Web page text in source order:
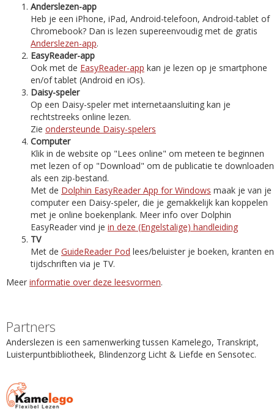
Anderslezen-app
Heb je een iPhone, iPad, Android-telefoon, Android-tablet of
Chromebook? Dan is lezen supereenvoudig met de gratis
Anderslezen-app.
EasyReader-app
Ook met de EasyReader-app kan je lezen op je smartphone
en/of tablet (Android en iOs).
Daisy-speler
Op een Daisy-speler met internetaansluiting kan je
rechtstreeks online lezen.
Zie ondersteunde Daisy-spelers
Computer
Klik in de website op "Lees online" om meteen te beginnen
met lezen of op "Download" om de publicatie te downloaden
als een zip-bestand.
Met de Dolphin EasyReader App for Windows maak je van je
computer een Daisy-speler, die je gemakkelijk kan koppelen
met je online boekenplank. Meer info over Dolphin
EasyReader vind je in deze (Engelstalige) handleiding
TV
Met de GuideReader Pod lees/beluister je boeken, kranten en
tijdschriften via je TV.
Meer informatie over deze leesvormen.
Partners
Anderslezen is een samenwerking tussen Kamelego, Transkript,
Luisterpuntbibliotheek, Blindenzorg Licht & Liefde en Sensotec.